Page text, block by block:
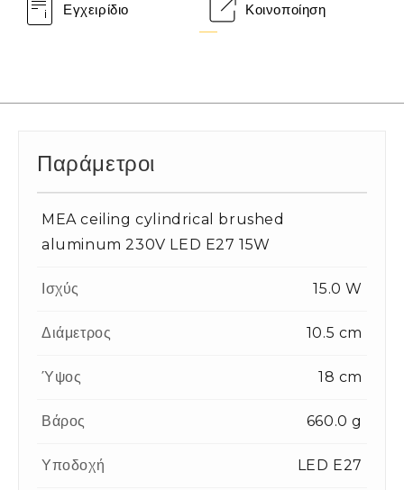
Εγχειρίδιο Κοινοποίηση
Παράμετροι
MEA ceiling cylindrical brushed
aluminum 230V LED E27 15W
Ισχύς 15.0 W
Διάμετρος 10.5 cm
Ύψος 18 cm
Βάρος 660.0 g
Υποδοχή LED E27